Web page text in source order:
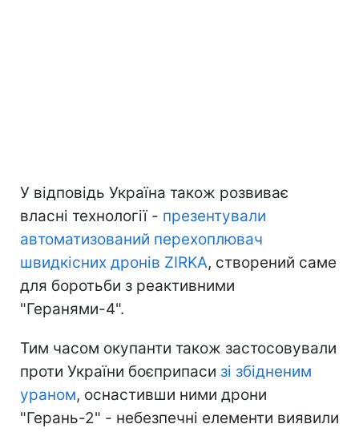
У відповідь Україна також розвиває
власні технології - презентували
автоматизований перехоплювач
швидкісних дронів ZIRKA, створений саме
для боротьби з реактивними
"Геранями-4".
Тим часом окупанти також застосовували
проти України боєприпаси зі збідненим
ураном, оснастивши ними дрони
"Герань-2" - небезпечні елементи виявили